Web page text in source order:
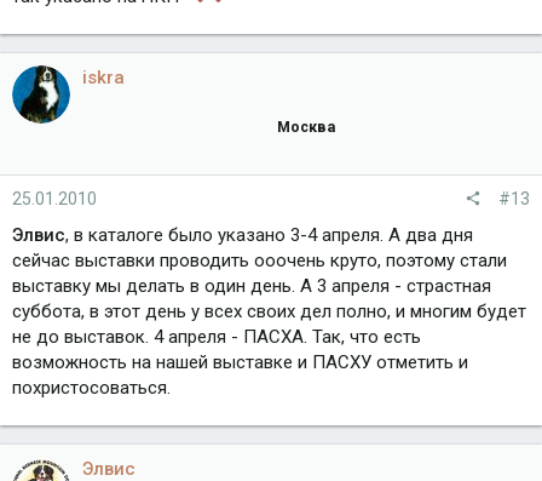
iskra
Москва
25.01.2010 #13
Элвис, в каталоге было указано 3-4 апреля. А два дня
сейчас выставки проводить ооочень круто, поэтому стали
выставку мы делать в один день. А 3 апреля - страстная
суббота, в этот день у всех своих дел полно, и многим будет
не до выставок. 4 апреля - ПАСХА. Так, что есть
возможность на нашей выставке и ПАСХУ отметить и
похристосоваться.
Элвис